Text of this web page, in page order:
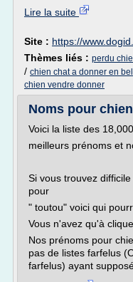
Lire la suite
Site : https://
Thèmes liés : perdu
/ chien chat a donner en
chien vendre donner
Noms pour
Voici la liste des 18,000
meilleurs prénoms et
Si vous trouvez
pour
" toutou" voici qui
Vous n'avez qu'à
Nos prénoms pour
pas de listes farfelus
farfelus) ayant